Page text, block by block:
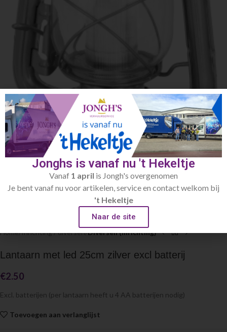
Home Inrichting / diversen Diversen (inrichting)
Lantaarn met led 25cm zilver excl batterij
€2.50
Excl. batterijen (per lantaarn heeft u 4 AA batterijen nodig)
Toevoegen aan verlanglijst
Jonghs is vanaf nu 't Hekeltje
Vanaf 1 april is Jongh's overgenomen
Je bent vanaf nu voor artikelen, service en contact welkom bij
't Hekeltje
Naar de site